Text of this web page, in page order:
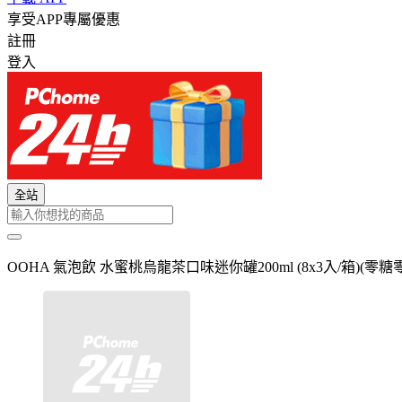
享受APP專屬優惠
註冊
登入
全站
OOHA 氣泡飲 水蜜桃烏龍茶口味迷你罐200ml (8x3入/箱)(零糖